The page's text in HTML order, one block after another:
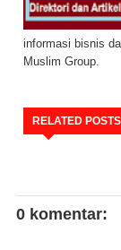
informasi bisnis
Muslim Group.
RELATED POSTS
0 komentar: